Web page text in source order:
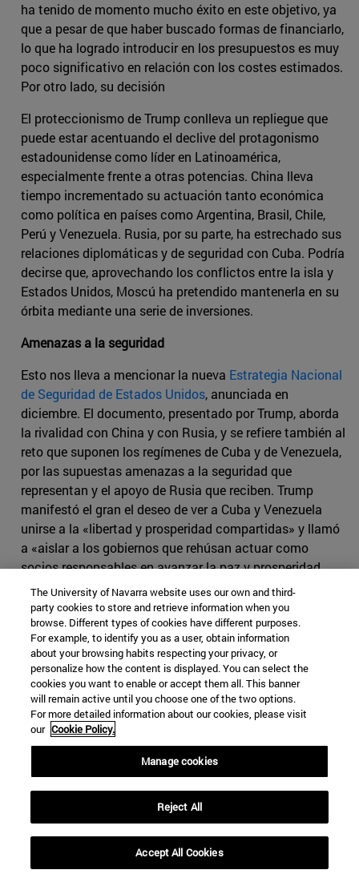
ha tenido de momento mucho éxito en este objetivo, ya
que a pesar de que haber buscado formas de financiarlo,
lo que ha logrado introducir en los presupuestos es muy
poco significativo en relación con los costes estimados.
Por otro lado, su decisión
El proteccionismo de Trump conlleva un repliegue que
puede estar acentuando el declive del protagonismo
estadounidense como líder en Latinoamérica,
especialmente frente a otras potencias. China lleva
tiempo incrementado su actuación tanto económica
como política en países como Argentina, Brasil, Chile,
Perú y Venezuela. Rusia, por su parte, ha estrechado sus
relaciones diplomáticas y de seguridad con Cuba. Podría
decirse que, aprovechando los conflictos entre la isla y
Estados Unidos, Moscú ha pretendido mantenerla en su
órbita mediante una serie de inversiones.
Amenazas a la seguridad
Esto nos lleva a mencionar la nueva Estrategia Nacional
de Seguridad de Estados Unidos, anunciada en
diciembre. El documento, presentado por Trump, aborda
la rivalidad con China y con Rusia, y se refiere también al
reto que suponen los regímenes de Cuba y de Venezuela,
por las supuestas amenazas a la seguridad que
representan y el apoyo de Rusia que reciben. Trump
manifestó el gran el deseo de ver a Cuba y Venezuela
unirse a la «libertad y prosperidad compartidas» y llamó
a «aislar a los gobiernos que rehúsan actuar como
socios responsables en avanzar la paz y prosperidad
hemisférica».
De igual manera, la nueva Estrategia de Seguridad
estadounidense hace alusión a otros desafíos existentes
en la región, como son las organizaciones criminales
transnacionales, las cuales impiden la estabilidad de
países centroamericanos, especialmente Honduras,
Guatemala y El Salvador. Con todo, el documento solo
dedica una página a Latinoamérica, en la línea de la
tradicional mayor atención de Washington hacia las
áreas del mundo que afectan más a sus intereses y
seguridad.
Una oportunidad para el acercamiento de Estados
Unidos a los países latinoamericanos será la Cumbre de
las Américas, que se celebrará el próximo mes de marzo
The University of Navarra website uses our own and third-
party cookies to store and retrieve information when you
browse. Different types of cookies have different purposes.
For example, to identify you as a user, obtain information
about your browsing habits respecting your privacy, or
personalize how the content is displayed. You can select the
cookies you want to enable or accept them all. This banner
will remain active until you choose one of the two options.
For more detailed information about our cookies, please visit
our Cookie Policy.
Manage cookies
Reject All
Accept All Cookies